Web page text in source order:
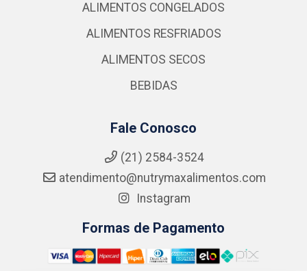
ALIMENTOS CONGELADOS
ALIMENTOS RESFRIADOS
ALIMENTOS SECOS
BEBIDAS
Fale Conosco
(21) 2584-3524
atendimento@nutrymaxalimentos.com
Instagram
Formas de Pagamento